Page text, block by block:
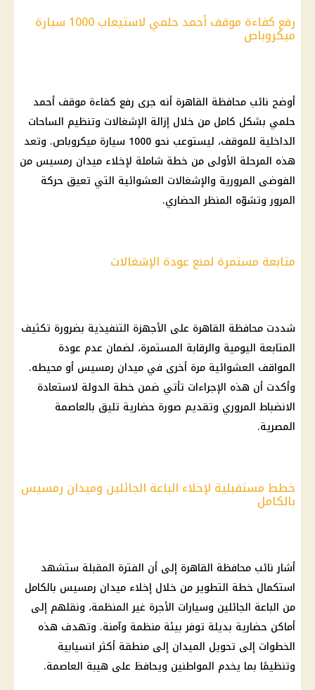
رفع كفاءة موقف أحمد حلمي لاستيعاب 1000 سيارة
ميكروباص
أوضح نائب محافظة القاهرة أنه جرى رفع كفاءة موقف أحمد
حلمي بشكل كامل من خلال إزالة الإشغالات وتنظيم الساحات
الداخلية للموقف، ليستوعب نحو 1000 سيارة ميكروباص. وتعد
هذه المرحلة الأولى من خطة شاملة لإخلاء ميدان رمسيس من
الفوضى المرورية والإشغالات العشوائية التي تعيق حركة
المرور وتشوّه المنظر الحضاري.
متابعة مستمرة لمنع عودة الإشغالات
شددت محافظة القاهرة على الأجهزة التنفيذية بضرورة تكثيف
المتابعة اليومية والرقابة المستمرة، لضمان عدم عودة
المواقف العشوائية مرة أخرى في ميدان رمسيس أو محيطه.
وأكدت أن هذه الإجراءات تأتي ضمن خطة الدولة لاستعادة
الانضباط المروري وتقديم صورة حضارية تليق بالعاصمة
المصرية.
خطط مستقبلية لإخلاء الباعة الجائلين وميدان رمسيس
بالكامل
أشار نائب محافظة القاهرة إلى أن الفترة المقبلة ستشهد
استكمال خطة التطوير من خلال إخلاء ميدان رمسيس بالكامل
من الباعة الجائلين وسيارات الأجرة غير المنظمة، ونقلهم إلى
أماكن حضارية بديلة توفر بيئة منظمة وآمنة. وتهدف هذه
الخطوات إلى تحويل الميدان إلى منطقة أكثر انسيابية
وتنظيمًا بما يخدم المواطنين ويحافظ على هيبة العاصمة.